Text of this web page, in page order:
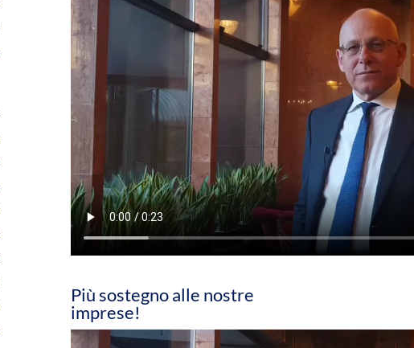
Più sostegno alle nostre
imprese!